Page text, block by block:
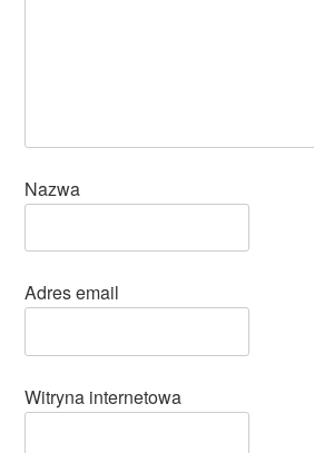
Nazwa
Adres email
Witryna internetowa